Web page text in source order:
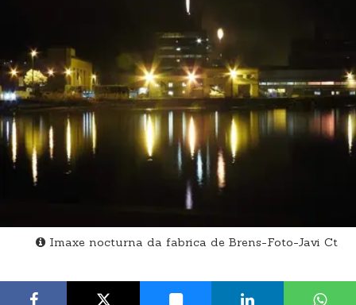
Imaxe nocturna da fabrica de Brens-Foto-Javi Ct